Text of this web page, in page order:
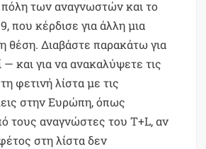
των αναγνωστών και το
που κέρδισε για άλλη μια
θέση. Διαβάστε παρακάτω για
— και για να ανακαλύψετε τις
φετινή λίστα με τις
στην Ευρώπη, όπως
τους αναγνώστες του T+L, αν
στη λίστα δεν